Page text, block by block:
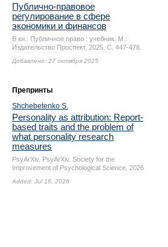
Публично-правовое
регулирование в сфере
экономики и финансов
В кн.: Публичное право : учебник. М.:
Издательство Проспект, 2025. С. 447-478.
Добавлено: 27 октября 2025
Препринты
Shchebetenko S.
Personality as attribution: Report-
based traits and the problem of
what personality research
measures
PsyArXiv. PsyArXiv. Society for the
Improvement of Psychological Science, 2026
Added: Jul 16, 2026